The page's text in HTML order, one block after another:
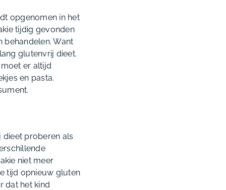
opgenomen in het
tijdig gevonden
behandelen. Want
glutenvrij dieet.
er altijd
en pasta.
dieet proberen als
niet meer
tijd opnieuw gluten
dat het kind